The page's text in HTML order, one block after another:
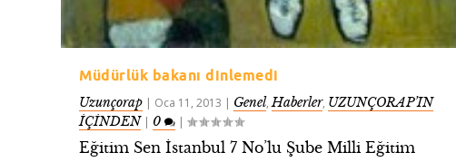
Müdürlük bakanı dinlemedi
Uzunçorap | Oca 11, 2013 | Genel,Haberler, UZUNÇORAP’IN
İÇİNDEN| 0 |
Eğitim Sen İstanbul 7 No’lu Şube Milli Eğitim